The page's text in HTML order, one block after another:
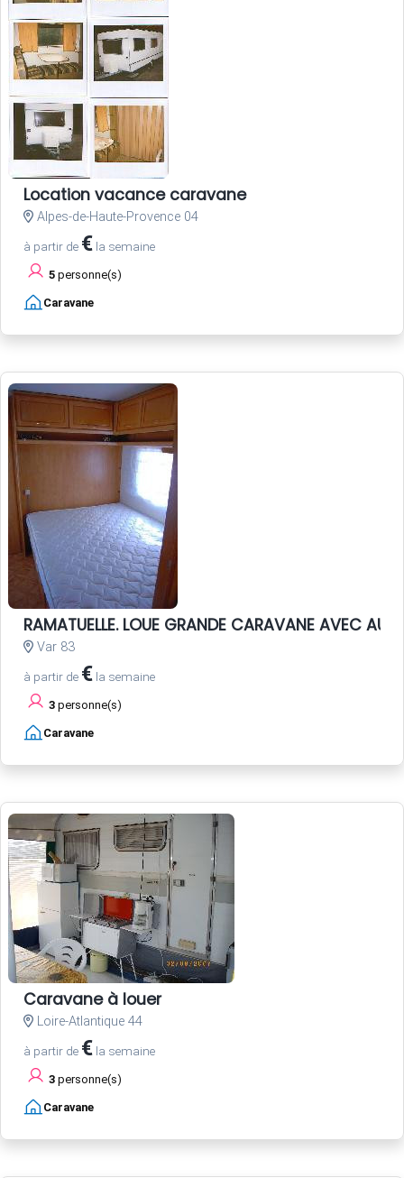
Location vacance caravane
Alpes-de-Haute-Provence 04
à partir de € la semaine
5 personne(s)
Caravane
RAMATUELLE. LOUE GRANDE CARAVANE AVEC
Var 83
à partir de € la semaine
3 personne(s)
Caravane
Caravane à louer
Loire-Atlantique 44
à partir de € la semaine
3 personne(s)
Caravane